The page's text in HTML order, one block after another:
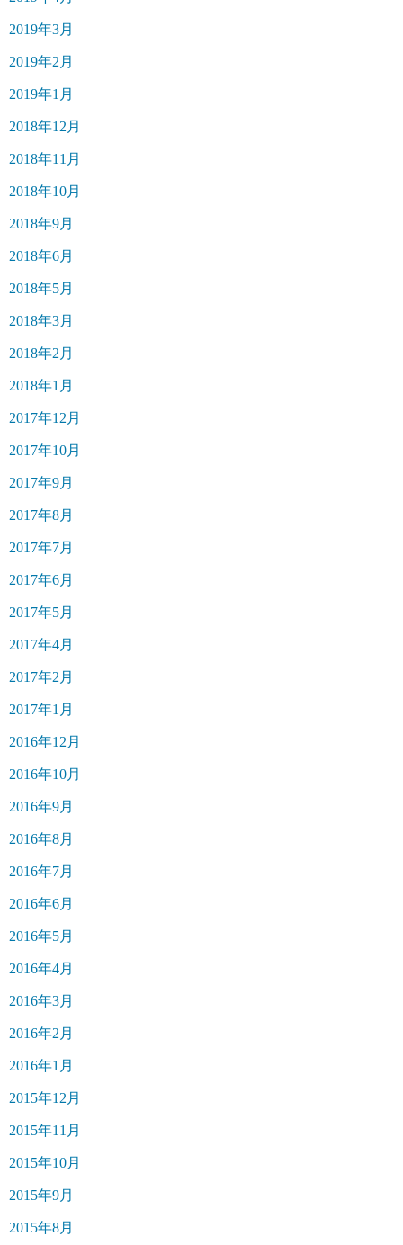
2019年3月
2019年2月
2019年1月
2018年12月
2018年11月
2018年10月
2018年9月
2018年6月
2018年5月
2018年3月
2018年2月
2018年1月
2017年12月
2017年10月
2017年9月
2017年8月
2017年7月
2017年6月
2017年5月
2017年4月
2017年2月
2017年1月
2016年12月
2016年10月
2016年9月
2016年8月
2016年7月
2016年6月
2016年5月
2016年4月
2016年3月
2016年2月
2016年1月
2015年12月
2015年11月
2015年10月
2015年9月
2015年8月